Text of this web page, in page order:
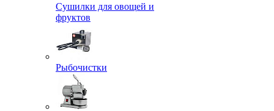
Сушилки для овощей и
фруктов
Рыбочистки